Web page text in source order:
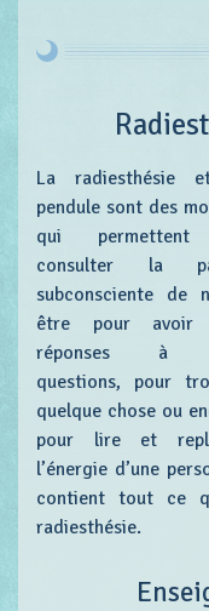
La radiesthésie
pendule sont des
qui
consulter la
subconsciente de
être pour avoir
réponses à
questions, pour
quelque chose ou
pour lire et
l’énergie d’une
contient tout ce
radiesthésie.